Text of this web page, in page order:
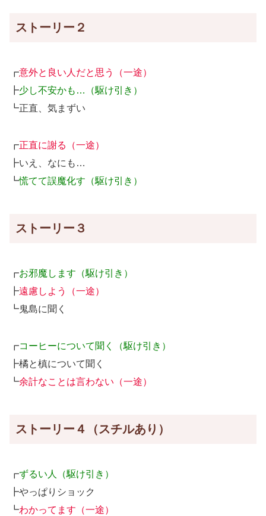
ストーリー２
┏意外と良い人だと思う（一途）
┣少し不安かも…（駆け引き）
┗正直、気まずい
┏正直に謝る（一途）
┣いえ、なにも…
┗慌てて誤魔化す（駆け引き）
ストーリー３
┏お邪魔します（駆け引き）
┣遠慮しよう（一途）
┗鬼島に聞く
┏コーヒーについて聞く（駆け引き）
┣橘と槙について聞く
┗余計なことは言わない（一途）
ストーリー４（スチルあり）
┏ずるい人（駆け引き）
┣やっぱりショック
┗わかってます（一途）